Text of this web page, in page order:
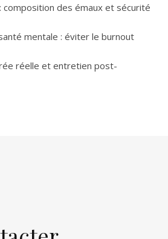
composition des émaux et sécurité
mentale : éviter le burnout
réelle et entretien post-